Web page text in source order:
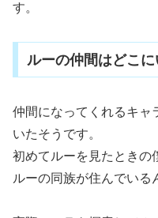
す。
ルーの仲間はどこに
仲間になってくれるキャ
いたそうです。
初めてルーを見たときの
ルーの同族が住んでいる